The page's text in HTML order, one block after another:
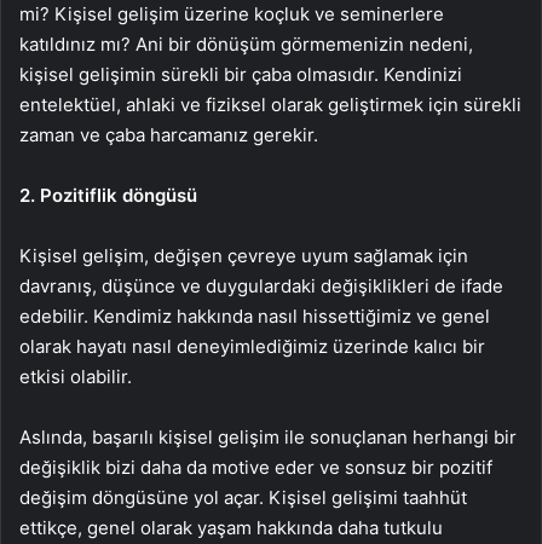
mi? Kişisel gelişim üzerine koçluk ve seminerlere
katıldınız mı? Ani bir dönüşüm görmemenizin nedeni,
kişisel gelişimin sürekli bir çaba olmasıdır. Kendinizi
entelektüel, ahlaki ve fiziksel olarak geliştirmek için sürekli
zaman ve çaba harcamanız gerekir.
2. Pozitiflik döngüsü
Kişisel gelişim, değişen çevreye uyum sağlamak için
davranış, düşünce ve duygulardaki değişiklikleri de ifade
edebilir. Kendimiz hakkında nasıl hissettiğimiz ve genel
olarak hayatı nasıl deneyimlediğimiz üzerinde kalıcı bir
etkisi olabilir.
Aslında, başarılı kişisel gelişim ile sonuçlanan herhangi bir
değişiklik bizi daha da motive eder ve sonsuz bir pozitif
değişim döngüsüne yol açar. Kişisel gelişimi taahhüt
ettikçe, genel olarak yaşam hakkında daha tutkulu